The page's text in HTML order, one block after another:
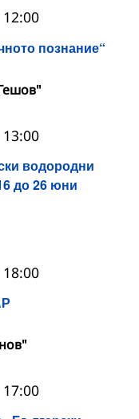
познание“
12:00
водородни
до 26 юни
13:00
18:00
17:00